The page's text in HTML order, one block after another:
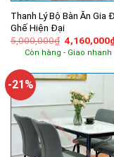
Thanh Lý Bộ Bàn Ăn Gia
Ghế Hiện Đại
5,000,000₫ Giá
gốc
là:
4,160,000
Còn hàng - Giao nhanh
-21%